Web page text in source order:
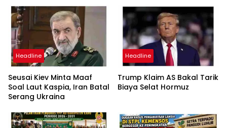
Headline
Seusai Kiev Minta Maaf
Soal Laut Kaspia, Iran Batal
Serang Ukraina
Headline
Trump Klaim AS Bakal Tarik
Biaya Selat Hormuz